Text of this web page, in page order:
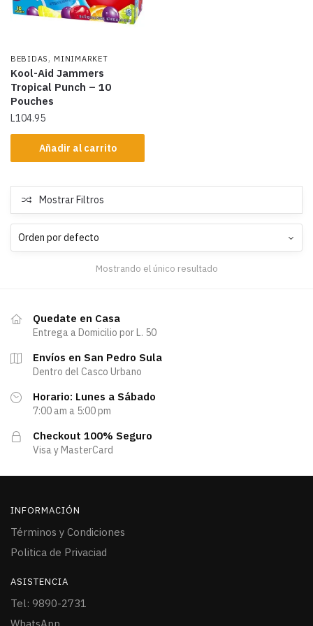
BEBIDAS , MINIMARKET
Kool-Aid Jammers
Tropical Punch – 10
Pouches
L104.95
Añadir al carrito
Mostrar Filtros
Mostrando el único resultado
Quedate en Casa
Entrega a Domicilio por L. 50
Envíos en San Pedro Sula
Dentro del Casco Urbano
Horario: Lunes a Sábado
7:00 am a 5:00 pm
Checkout 100% Seguro
Visa y MasterCard
INFORMACIÓN
Términos y Condiciones
Politica de Privaciad
ASISTENCIA
Tel: 9890-2731